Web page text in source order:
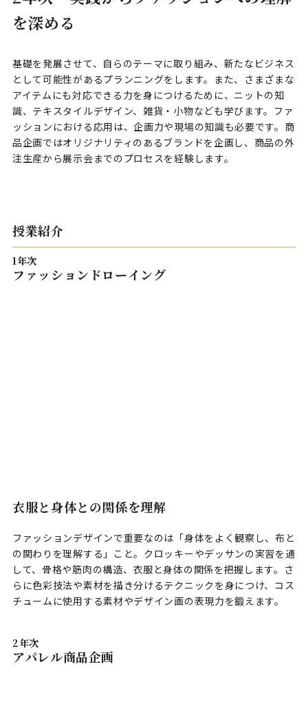
を深める
基礎を発展させて、自らのテーマに取り組み、新たなビジネス
として可能性があるプランニングをします。また、さまざまな
アイテムにも対応できる力を身につけるために、ニットの知
識、テキスタイルデザイン、雑貨・小物なども学びます。ファ
ッションにおける応用は、企画力や現場の知識も必要です。商
品企画ではオリジナリティのあるブランドを企画し、商品の外
注生産から展示会までのプロセスを経験します。
授業紹介
1年次
ファッションドローイング
衣服と身体との関係を理解
ファッションデザインで重要なのは「身体をよく観察し、布と
の関わりを理解する」こと。クロッキーやデッサンの実習を通
して、骨格や筋肉の構造、衣服と身体の関係を把握します。さ
らに色彩技法や素材を描き分けるテクニックを身につけ、コス
チュームに使用する素材やデザイン画の表現力を鍛えます。
2年次
アパレル商品企画